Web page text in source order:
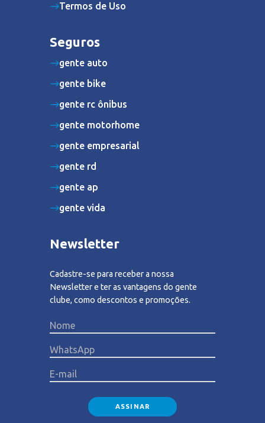
Termos de Uso
Seguros
gente auto
gente bike
gente rc ônibus
gente motorhome
gente empresarial
gente rd
gente ap
gente vida
Newsletter
Cadastre-se para receber a nossa
Newsletter e ter as vantagens do gente
clube, como descontos e promoções.